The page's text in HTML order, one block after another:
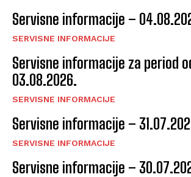
Servisne informacije –
SERVISNE INFORMACIJE
Servisne informacije za period
03.08.2026.
SERVISNE INFORMACIJE
Servisne informacije –
SERVISNE INFORMACIJE
Servisne informacije –